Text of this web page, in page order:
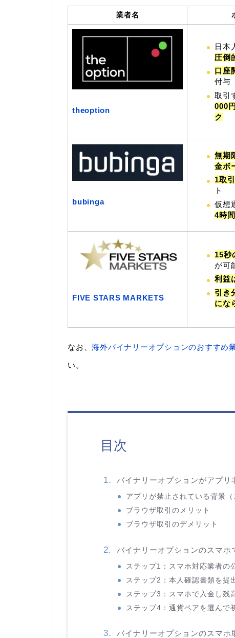
業者名
theoption
日本
圧倒
口座
付与
取引
000
ク
bubinga
無期
金ボ
1取
ト
仮想
4時
FIVE STARS MARKETS
15秒
が可
利益
引き
にな
なお、海外バイナリーオプションのおすすめ
い。
目次
バイナリーオプションがアプリ
アプリが禁止されている背景（
ブラウザ取引のメリット
ブラウザ取引のデメリット
バイナリーオプションのスマホ
ステップ1：スマホ対応業者の
ステップ2：本人確認書類を提
ステップ3：スマホで入金し残
ステップ4：通貨ペアを選んで
バイナリーオプションのスマホ